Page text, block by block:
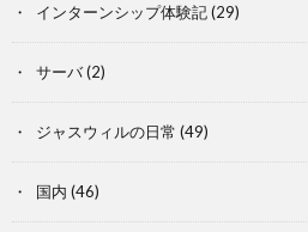
インターンシップ体験記(29)
サーバ(2)
ジャスウィルの日常 (49)
国内 (46)